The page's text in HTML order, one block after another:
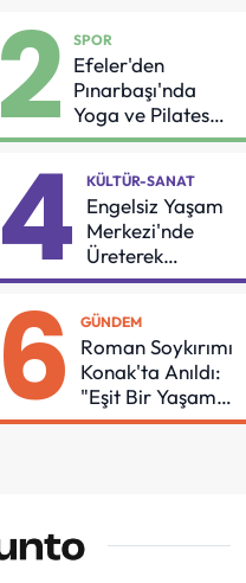
2 SPOR
Efeler'den
Pınarbaşı'nda
Yoga ve Pilates
Buluşması
4 KÜLTÜR-SANAT
Engelsiz Yaşam
Merkezi'nde
Üreterek
Güçleniyorlar
6 GÜNDEM
Roman Soykırımı
Konak'ta Anıldı:
"Eşit Bir Yaşam
İçin Mücadeleyi